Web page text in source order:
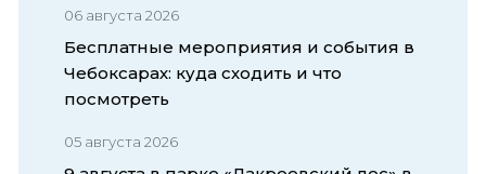
06 августа 2026
Бесплатные мероприятия и события в
Чебоксарах: куда сходить и что
посмотреть
05 августа 2026